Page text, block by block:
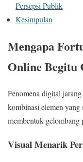
Persepsi Publik
Kesimpulan
Mengapa
Online Begitu
Fenomena digital
kombinasi elemen
membentuk gelombang
Visual Menarik